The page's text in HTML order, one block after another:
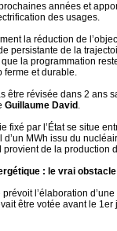
années et
des usages.
la réduction de
persistante de la
la programmation
ferme et durable.
être révisée dans 2 ans
Guillaume David .
fixé par l’État se situe
MWh issu du
provient de la production
: le vrai obstacle
prévoit l’élaboration
être votée avant le 1er